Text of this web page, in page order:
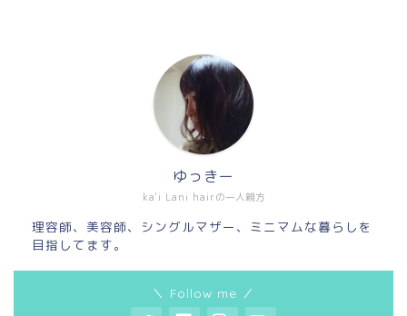
ka'i Lani hairの一人親方
ゆっきー
理容師、美容師、シングルマザー、ミニマムな暮らしを
目指してます。
＼ Follow me ／